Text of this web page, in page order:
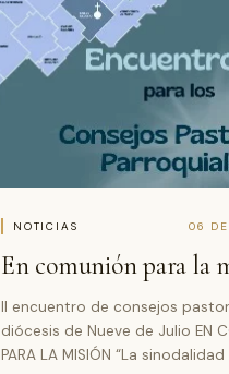
NOTICIAS 06
En comunión para la
II encuentro de consejos
diócesis de Nueve de Julio EN
PARA LA MISIÓN “La